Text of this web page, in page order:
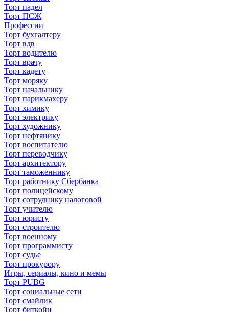
Торт падел
Торт ПСЖ
Профессии
Торт бухгалтеру
Торт вдв
Торт водителю
Торт врачу
Торт кадету
Торт моряку
Торт начальнику
Торт парикмахеру
Торт химику
Торт электрику
Торт художнику
Торт нефтянику
Торт воспитателю
Торт переводчику
Торт архитектору
Торт таможеннику
Торт работнику Сбербанка
Торт полицейскому
Торт сотруднику налоговой
Торт учителю
Торт юристу
Торт строителю
Торт военному
Торт программисту
Торт судье
Торт прокурору
Игры, сериалы, кино и мемы
Торт PUBG
Торт социальные сети
Торт смайлик
Торт биткойн